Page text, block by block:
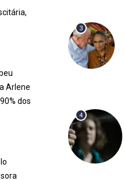
Arlene
dos
3
4